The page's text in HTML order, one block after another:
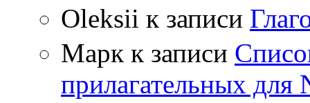
Oleksii к записи
Марк к записи
прилагательных для